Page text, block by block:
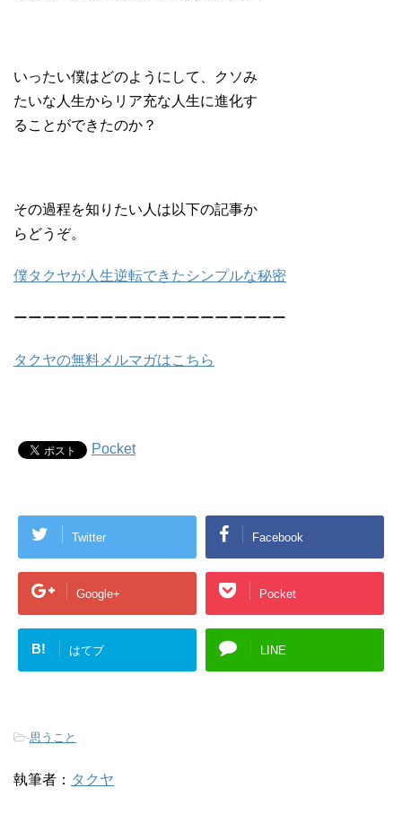
いったい僕はどのようにして、クソみ
たいな人生からリア充な人生に進化す
ることができたのか？
その過程を知りたい人は以下の記事か
らどうぞ。
僕タクヤが人生逆転できたシンプルな秘密
ーーーーーーーーーーーーーーーーーーー
タクヤの無料メルマガはこちら
Pocket
Twitter Facebook
Google+ Pocket
B! はてブ LINE
-思うこと
執筆者： タクヤ